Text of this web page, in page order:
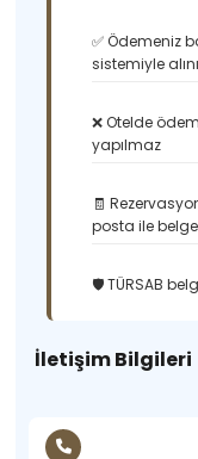
✅ Ödemeniz
sistemiyle
❌ Otelde
yapılmaz
🧾
posta ile
🛡️ TÜRSAB
İletişim Bilgileri